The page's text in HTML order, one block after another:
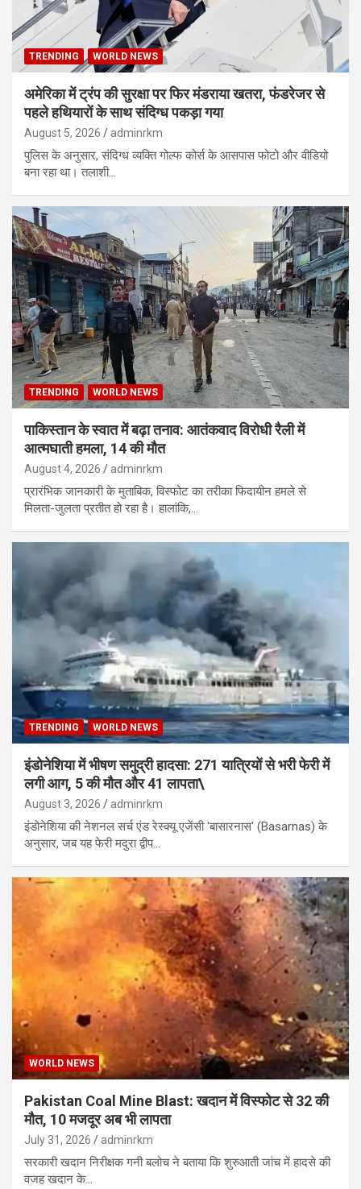
TRENDING WORLD NEWS
अमेरिका में ट्रंप की सुरक्षा पर फिर मंडराया खतरा, फंडरेजर से
पहले हथियारों के साथ संदिग्ध पकड़ा गया
August 5, 2026 adminrkm
पुलिस के अनुसार, संदिग्ध व्यक्ति गोल्फ कोर्स के आसपास फोटो और वीडियो
बना रहा था। तलाशी…
TRENDING WORLD NEWS
पाकिस्तान के स्वात में बढ़ा तनाव: आतंकवाद विरोधी रैली में
आत्मघाती हमला, 14 की मौत
August 4, 2026 adminrkm
प्रारंभिक जानकारी के मुताबिक, विस्फोट का तरीका फिदायीन हमले से
मिलता-जुलता प्रतीत हो रहा है। हालांकि,…
TRENDING WORLD NEWS
इंडोनेशिया में भीषण समुद्री हादसा: 271 यात्रियों से भरी फेरी में
लगी आग, 5 की मौत और 41 लापता\
August 3, 2026 adminrkm
इंडोनेशिया की नेशनल सर्च एंड रेस्क्यू एजेंसी 'बासारनास' (Basarnas) के
अनुसार, जब यह फेरी मदुरा द्वीप…
WORLD NEWS
Pakistan Coal Mine Blast: खदान में विस्फोट से 32 की
मौत, 10 मजदूर अब भी लापता
July 31, 2026 adminrkm
सरकारी खदान निरीक्षक गनी बलोच ने बताया कि शुरुआती जांच में हादसे की
वजह खदान के…